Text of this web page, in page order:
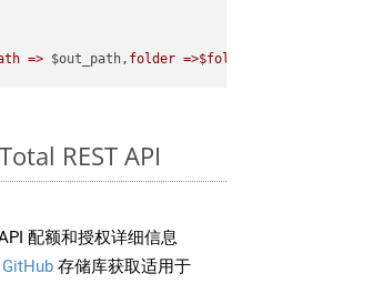
=> $out_path, folder =>$folder
REST API
配额和授权详细信息
存储库获取适用于